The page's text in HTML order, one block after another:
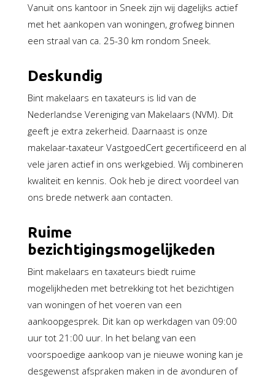
Vanuit ons kantoor in Sneek zijn wij dagelijks actief
met het aankopen van woningen, grofweg binnen
een straal van ca. 25-30 km rondom Sneek.
Deskundig
Bint makelaars en taxateurs is lid van de
Nederlandse Vereniging van Makelaars (NVM). Dit
geeft je extra zekerheid. Daarnaast is onze
makelaar-taxateur VastgoedCert gecertificeerd en al
vele jaren actief in ons werkgebied. Wij combineren
kwaliteit en kennis. Ook heb je direct voordeel van
ons brede netwerk aan contacten.
Ruime
bezichtigingsmogelijkeden
Bint makelaars en taxateurs biedt ruime
mogelijkheden met betrekking tot het bezichtigen
van woningen of het voeren van een
aankoopgesprek. Dit kan op werkdagen van 09:00
uur tot 21:00 uur. In het belang van een
voorspoedige aankoop van je nieuwe woning kan je
desgewenst afspraken maken in de avonduren of